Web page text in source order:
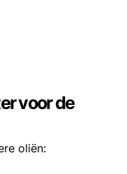
voor de
oliën: